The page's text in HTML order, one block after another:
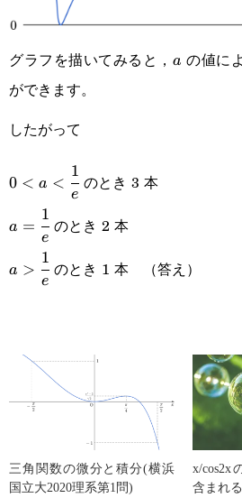
グラフを描いてみると， a
a の値に
ができます。
したがって
0<a<\cfrac{1}
0 < a <
e
1
のとき 3 本
a=\cfrac{1}
a =
e
1
のとき 2 本
a>\cfrac{1}
a >
e
1
のとき 1 本 （答え）
三角関数の微分と積分(横浜
国立大2020理系第1問)
x/cos2x
含まれ